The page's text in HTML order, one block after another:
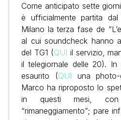
Come anticipato sette
è ufficialmente partita
Milano la terza fase de
al cui soundcheck hanno
del TG1 (QUI il servizio,
il telegiornale delle 20).
esaurito (QUI una
Marco ha riproposto lo
in questi mesi, con
“rimaneggiamento”; pare